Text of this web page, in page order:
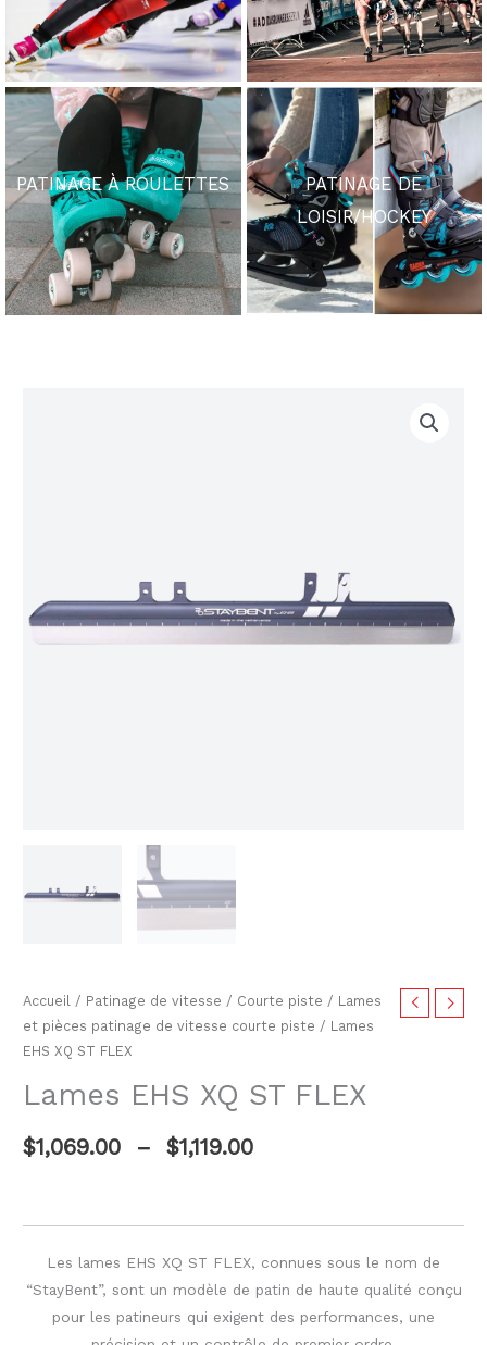
PATINAGE À ROULETTES
PATINAGE DE
LOISIR/HOCKEY
Accueil / Patinage de vitesse / Courte piste / Lames
et pièces patinage de vitesse courte piste / Lames
EHS XQ ST FLEX
Lames EHS XQ ST FLEX
$1,069.00 – $1,119.00
$1,119.00
Les lames EHS XQ ST FLEX, connues sous le nom de
“StayBent”, sont un modèle de patin de haute qualité conçu
pour les patineurs qui exigent des performances, une